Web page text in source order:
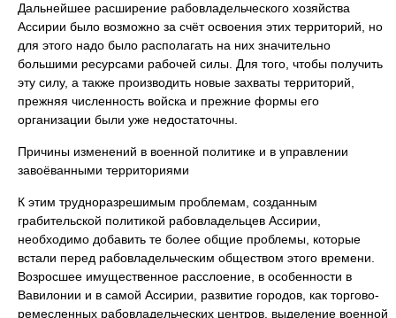
Дальнейшее расширение рабовладельческого хозяйства
Ассирии было возможно за счёт освоения этих территорий, но
для этого надо было располагать на них значительно
большими ресурсами рабочей силы. Для того, чтобы получить
эту силу, а также производить новые захваты территорий,
прежняя численность войска и прежние формы его
организации были уже недостаточны.
Причины изменений в военной политике и в управлении
завоёванными территориями
К этим трудноразрешимым проблемам, созданным
грабительской политикой рабовладельцев Ассирии,
необходимо добавить те более общие проблемы, которые
встали перед рабовладельческим обществом этого времени.
Возросшее имущественное расслоение, в особенности в
Вавилонии и в самой Ассирии, развитие городов, как торгово-
ремесленных рабовладельческих центров, выделение военной